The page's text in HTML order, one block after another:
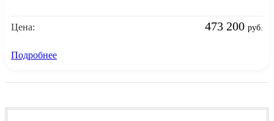
Цена: 473 200 руб.
Подробнее